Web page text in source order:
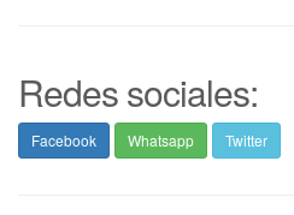
Redes sociales:
Facebook Whatsapp Twitter